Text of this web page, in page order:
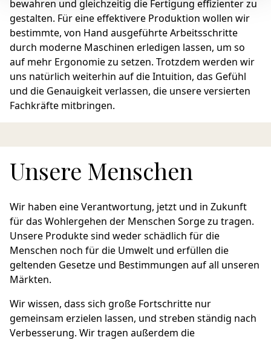
bewahren und gleichzeitig die Fertigung effizienter zu
gestalten. Für eine effektivere Produktion wollen wir
bestimmte, von Hand ausgeführte Arbeitsschritte
durch moderne Maschinen erledigen lassen, um so
auf mehr Ergonomie zu setzen. Trotzdem werden wir
uns natürlich weiterhin auf die Intuition, das Gefühl
und die Genauigkeit verlassen, die unsere versierten
Fachkräfte mitbringen.
Unsere Menschen
Wir haben eine Verantwortung, jetzt und in Zukunft
für das Wohlergehen der Menschen Sorge zu tragen.
Unsere Produkte sind weder schädlich für die
Menschen noch für die Umwelt und erfüllen die
geltenden Gesetze und Bestimmungen auf all unseren
Märkten.
Wir wissen, dass sich große Fortschritte nur
gemeinsam erzielen lassen, und streben ständig nach
Verbesserung. Wir tragen außerdem die